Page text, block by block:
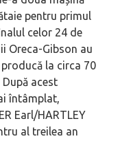
pentru primul
celor 24 de
Oreca-Gibson au
la circa 70
acest
întâmplat,
Earl/HARTLEY
al treilea an